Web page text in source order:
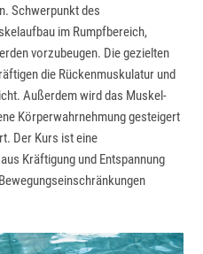
Schwerpunkt des
im Rumpfbereich,
vorzubeugen. Die gezielten
die Rückenmuskulatur und
Außerdem wird das Muskel-
Körperwahrnehmung gesteigert
Der Kurs ist eine
Kräftigung und Entspannung